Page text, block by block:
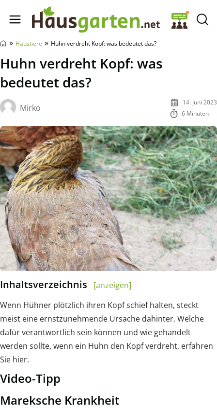
Hausgarten.net
» Haustiere » Huhn verdreht Kopf: was bedeutet das?
Huhn verdreht Kopf: was
bedeutet das?
Mirko
14. Juni 2023
6 Minuten
Inhaltsverzeichnis
[anzeigen]
Wenn Hühner plötzlich ihren Kopf schief halten, steckt
meist eine ernstzunehmende Ursache dahinter. Welche
dafür verantwortlich sein können und wie gehandelt
werden sollte, wenn ein Huhn den Kopf verdreht, erfahren
Sie hier.
Video-Tipp
Mareksche Krankheit